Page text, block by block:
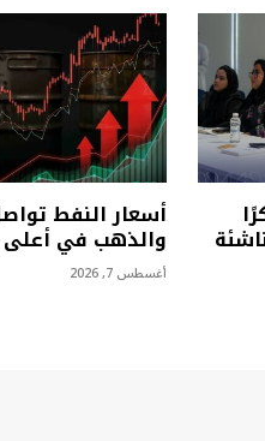
شركة ناشئة
أسعار النفط
والذهب في أعلى
أغسطس 7, 2026